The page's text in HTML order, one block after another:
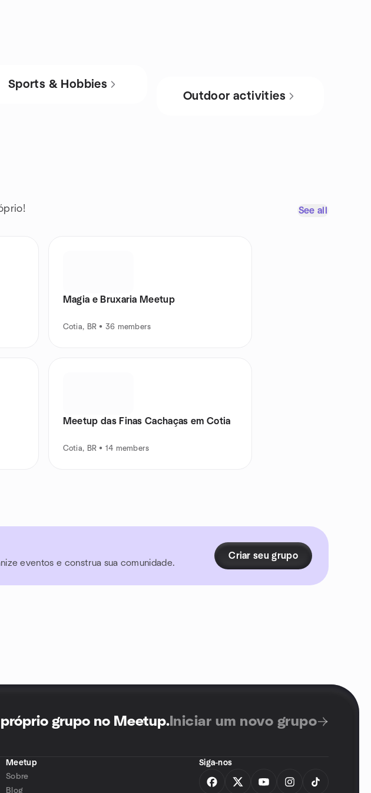
Sports & Hobbies
Outdoor activities
See all
Magia e Bruxaria Meetup
Cotia, BR • 36 members
Meetup das Finas Cachaças em Cotia
Cotia, BR • 14 members
eventos e construa sua comunidade.
Criar seu grupo
grupo no Meetup.Iniciar um novo grupo
Meetup
Sobre
Blog
Siga-nos